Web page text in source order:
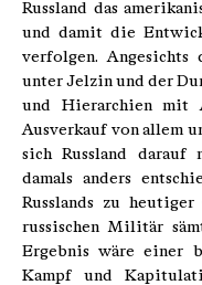
Russland das
und damit die
verfolgen. Angesichts
unter Jelzin und der
und Hierarchien mit
Ausverkauf von allem
sich Russland darauf
damals anders
Russlands zu
russischen Militär
Ergebnis wäre einer
Kampf und